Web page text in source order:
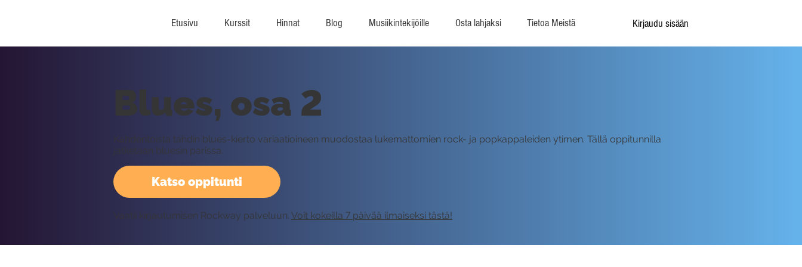
Etusivu Kurssit Hinnat Blog Musiikintekijöille Osta lahjaksi Tietoa Meistä Kirjaudu sisään
Katso oppitunti
Blues, osa 2
Kahdentoista tahdin blues-kierto variaatioineen muodostaa lukemattomien rock- ja popkappaleiden ytimen. Tällä oppitunnilla
jatketaan bluesin parissa.
Vaatii kirjautumisen Rockway palveluun. Voit kokeilla 7 päivää ilmaiseksi tästä!